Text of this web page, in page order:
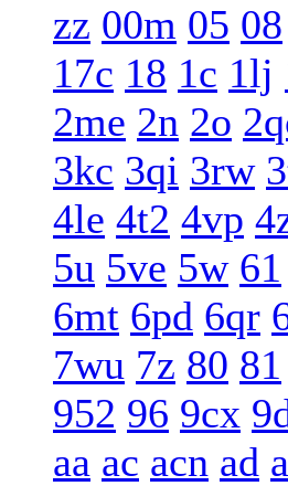
zz 00m 05 08
17c 18 1c 1lj
2me 2n 2o
3kc 3qi 3rw
4le 4t2 4vp
5u 5ve 5w 61
6mt 6pd 6qr
7wu 7z 80 81
952 96 9cx
aa ac acn ad